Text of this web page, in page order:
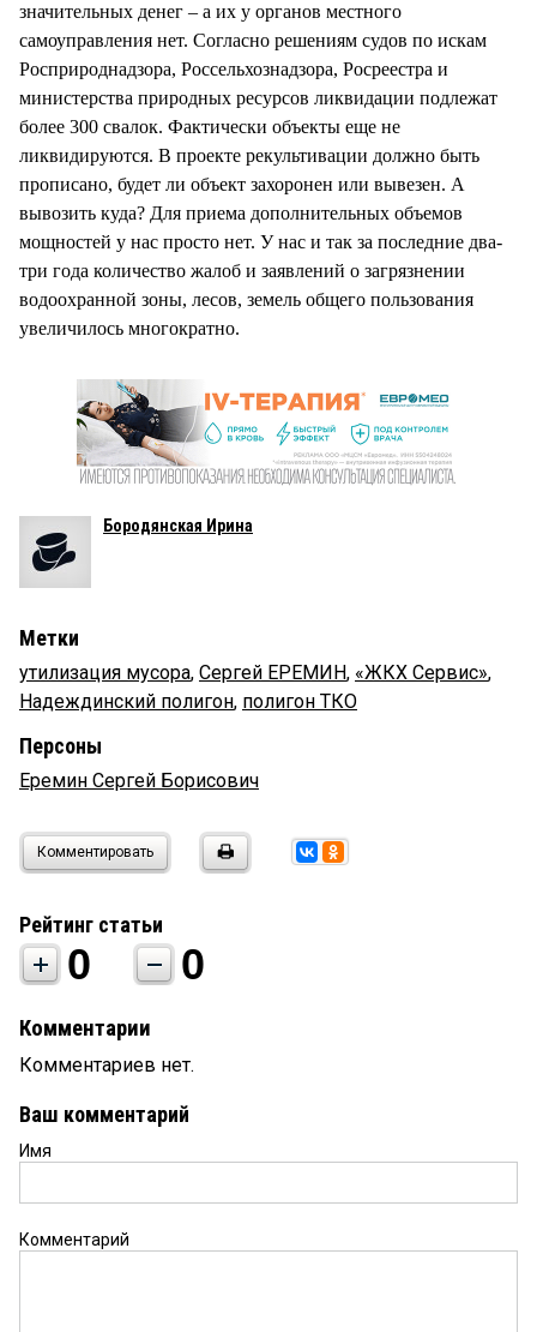
значительных денег – а их у органов местного
самоуправления нет. Согласно решениям судов по искам
Росприроднадзора, Россельхознадзора, Росреестра и
министерства природных ресурсов ликвидации подлежат
более 300 свалок. Фактически объекты еще не
ликвидируются. В проекте рекультивации должно быть
прописано, будет ли объект захоронен или вывезен. А
вывозить куда? Для приема дополнительных объемов
мощностей у нас просто нет. У нас и так за последние два-
три года количество жалоб и заявлений о загрязнении
водоохранной зоны, лесов, земель общего пользования
увеличилось многократно.
Бородянская Ирина
Метки
утилизация мусора, Сергей ЕРЕМИН, «ЖКХ Сервис»,
Надеждинский полигон, полигон ТКО
Персоны
Еремин Сергей Борисович
Комментировать
Рейтинг статьи
0 0
Комментарии
Комментариев нет.
Ваш комментарий
Имя
Комментарий